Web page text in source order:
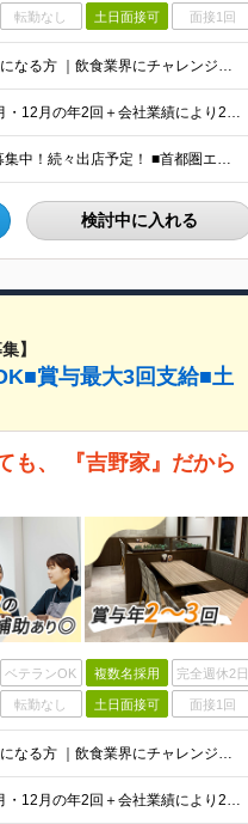
転勤なし 土日面接可 面接1回
◆学歴不問・未経験OK◎ ｜ブランクがある方 ｜転職回数が気になる方 ｜飲食業界にチャレンジしたい方 ｜副業OK どんな方も大歓迎！「やってみたい」という気持ちがあればOKです◎
月給24万円以上＋各種手当＋賞与 ★賞与は年2〜3回支給 （7月・12月の年2回＋会社業績により2月に決算賞与あり） ★家賃1万円の格安寮や70%オフの食事補助により、毎月の支出を大幅に抑えられます
★一部店舗マイカー通勤可（駐車場完備） ★全国の各店舗で募集中！続々出店予定！ ■首都圏エリア 埼玉、千葉、東京、神奈川 ■北日本エリア 北海道、青森、岩手、宮城、秋田、山形、福島、茨城、栃木、群
検討中に入れる
】
賞与最大3回支給■土
も、 『吉野家』だから
ベテランOK 複数名採用 完全週休2日
転勤なし 土日面接可 面接1回
◆学歴不問・未経験OK◎ ｜ブランクがある方 ｜転職回数が気になる方 ｜飲食業界にチャレンジしたい方 ｜副業OK どんな方も大歓迎！「やってみたい」という気持ちがあればOKです◎
月給24万円以上＋各種手当＋賞与 ★賞与は年2〜3回支給 （7月・12月の年2回＋会社業績により2月に決算賞与あり） ★家賃1万円の格安寮や70%オフの食事補助により、毎月の支出を大幅に抑えられます